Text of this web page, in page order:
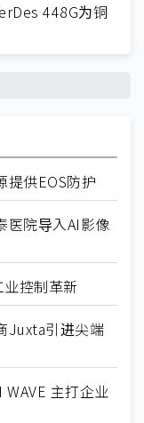
448G为铜
提供EOS防护
医院导入AI影像
控制革新
Juxta引进尖端
主打企业